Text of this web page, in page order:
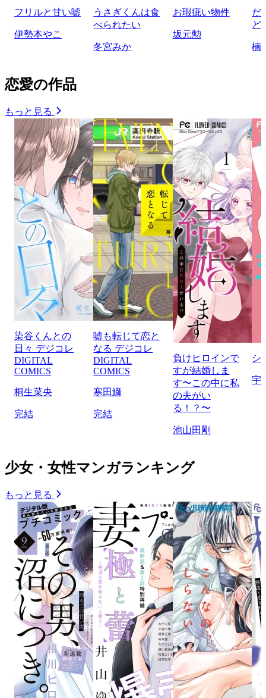
フリルと甘い嘘
伊勢本やこ
うさぎくんは食
べられたい
冬宮みか
お瑕疵い物件
坂元勲
だ
ど
楠
恋愛の作品
もっと見る
染谷くんとの
日々 デジコレ
DIGITAL
COMICS
桐生菜央
完結
嘘も転じて恋と
なる デジコレ
DIGITAL
COMICS
寒田鰤
完結
負けヒロインで
すが結婚しま
す〜この中に私
の夫がい
る！？〜
池山田剛
シ
宇
少女・女性マンガランキング
もっと見る